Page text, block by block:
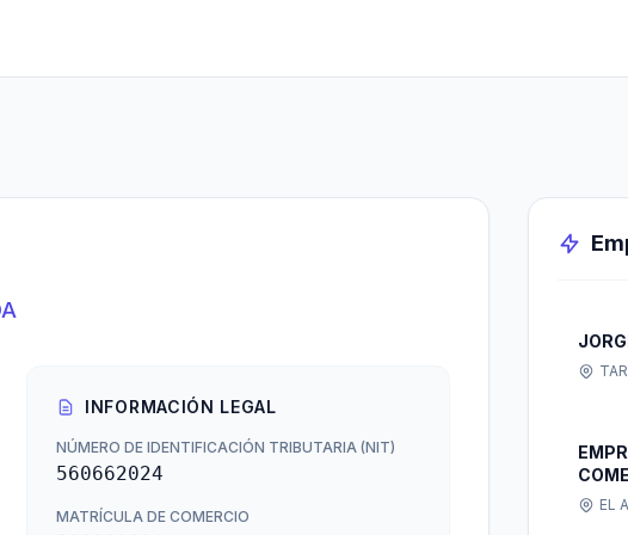
INFORMACIÓN LEGAL
NÚMERO DE IDENTIFICACIÓN TRIBUTARIA (NIT)
560662024
MATRÍCULA DE COMERCIO
EL